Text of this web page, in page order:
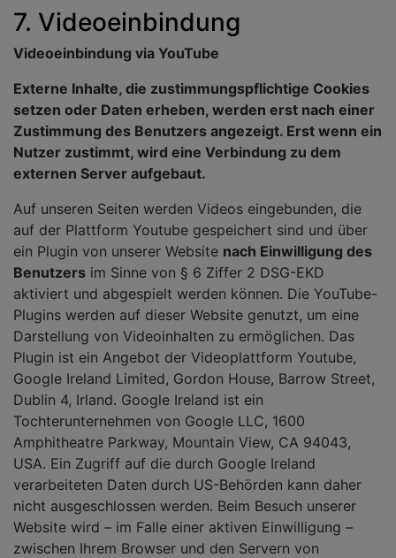
7. Videoeinbindung
Videoeinbindung via YouTube
Externe Inhalte, die zustimmungspflichtige Cookies
setzen oder Daten erheben, werden erst nach einer
Zustimmung des Benutzers angezeigt. Erst wenn ein
Nutzer zustimmt, wird eine Verbindung zu dem
externen Server aufgebaut.
Auf unseren Seiten werden Videos eingebunden, die
auf der Plattform Youtube gespeichert sind und über
ein Plugin von unserer Website nach Einwilligung des
Benutzers im Sinne von § 6 Ziffer 2 DSG-EKD
aktiviert und abgespielt werden können. Die YouTube-
Plugins werden auf dieser Website genutzt, um eine
Darstellung von Videoinhalten zu ermöglichen. Das
Plugin ist ein Angebot der Videoplattform Youtube,
Google Ireland Limited, Gordon House, Barrow Street,
Dublin 4, Irland. Google Ireland ist ein
Tochterunternehmen von Google LLC, 1600
Amphitheatre Parkway, Mountain View, CA 94043,
USA. Ein Zugriff auf die durch Google Ireland
verarbeiteten Daten durch US-Behörden kann daher
nicht ausgeschlossen werden. Beim Besuch unserer
Website wird – im Falle einer aktiven Einwilligung –
zwischen Ihrem Browser und den Servern von